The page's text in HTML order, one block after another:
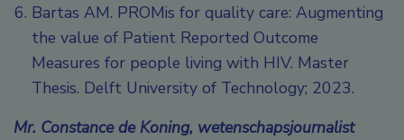
Bartas AM. PROMis for quality care: Augmenting
the value of Patient Reported Outcome
Measures for people living with HIV. Master
Thesis. Delft University of Technology; 2023.
Mr. Constance de Koning, wetenschapsjournalist